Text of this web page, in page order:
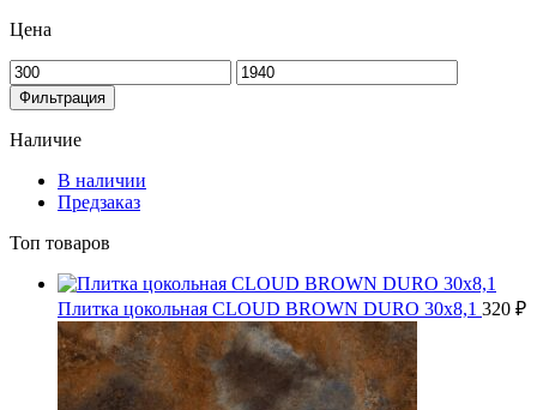
Цена
Минимальная
цена
Максимальная
цена
Фильтрация
Наличие
В наличии
Предзаказ
Топ товаров
Плитка цокольная CLOUD BROWN DURO 30x8,1 320 ₽